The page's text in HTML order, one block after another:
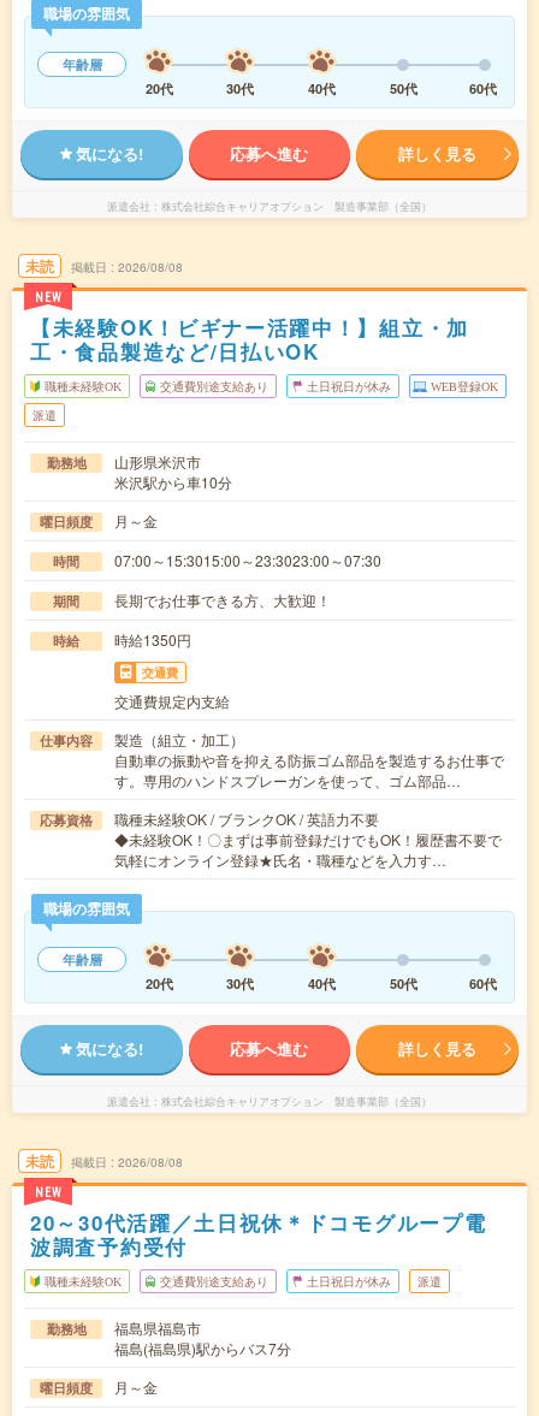
職場の雰囲気
年齢層
20代
30代 40代 50代 60代
気になる! 応募へ進む 詳しく見る
派遣会社 株式会社綜合キャリアオプション 製造事業部（全国）
未読
NEW
掲載日 2026/08/08
【未経験OK！ビギナー活躍中！】組立・加
工・食品製造など/日払いOK
職種未経験OK 交通費別途支給あり 土日祝日が休み WEB登録OK
派遣
勤務地
山形県米沢市
米沢駅から車10分
曜日頻度 月～金
時間 07:00～15:3015:00～23:3023:00～07:30
期間 長期でお仕事できる方、大歓迎！
時給 時給1350円
交通費
交通費規定内支給
仕事内容
製造（組立・加工）
自動車の振動や音を抑える防振ゴム部品を製造するお仕事で
す。専用のハンドスプレーガンを使って、ゴム部品…
応募資格
職種未経験OK / ブランクOK / 英語力不要
◆未経験OK！〇まずは事前登録だけでもOK！履歴書不要で
気軽にオンライン登録★氏名・職種などを入力す…
職場の雰囲気
年齢層
20代
30代 40代 50代 60代
気になる! 応募へ進む 詳しく見る
派遣会社 株式会社綜合キャリアオプション 製造事業部（全国）
未読
NEW
掲載日 2026/08/08
20～30代活躍／土日祝休＊ドコモグループ電
波調査予約受付
職種未経験OK 交通費別途支給あり 土日祝日が休み 派遣
勤務地
福島県福島市
福島(福島県)駅からバス7分
曜日頻度 月～金